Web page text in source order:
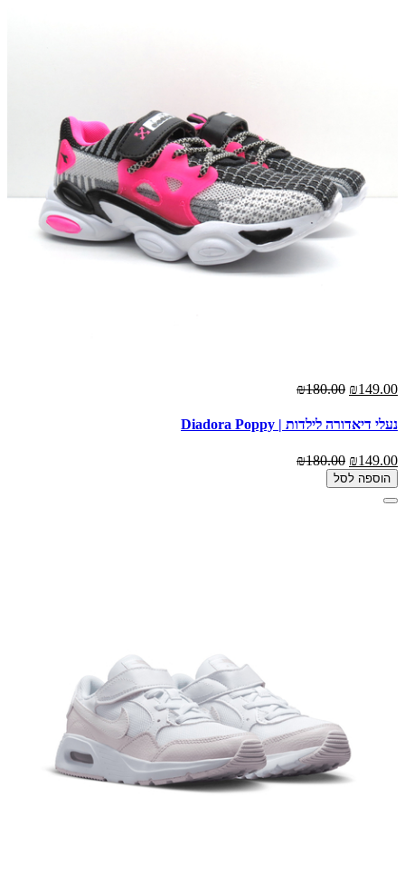
₪149.00
₪180.00
נעלי דיאדורה לילדות | Diadora Poppy
₪149.00
₪180.00
הוספה לסל